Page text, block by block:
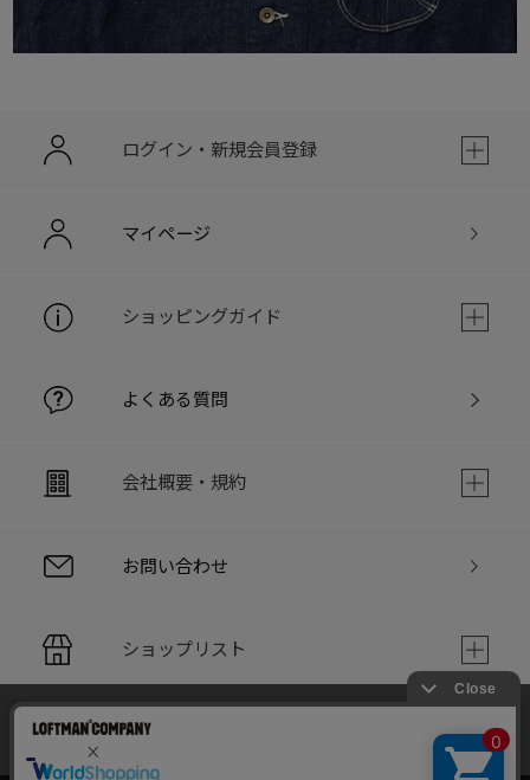
ログイン・新規会員登録
マイページ
ショッピングガイド
よくある質問
会社概要・規約
お問い合わせ
ショップリスト
PC版サイト
当サイトでは利用体験の向上およびコンテンツの最適な提供、ト
ラフィックの分析を目的としてCookieを使用しています。
サイトの閲覧を継続された場合、Cookieの利用に同意したことも